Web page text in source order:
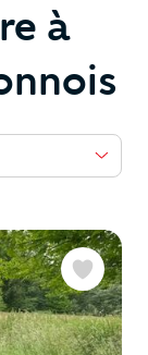
à
Favoris